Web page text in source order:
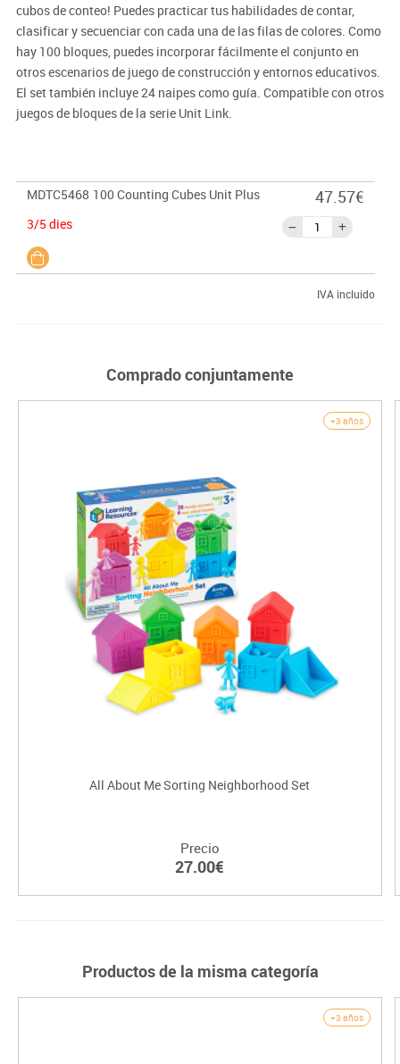
cubos de conteo! Puedes practicar tus habilidades de contar,
clasificar y secuenciar con cada una de las filas de colores. Como
hay 100 bloques, puedes incorporar fácilmente el conjunto en
otros escenarios de juego de construcción y entornos educativos.
El set también incluye 24 naipes como guía. Compatible con otros
juegos de bloques de la serie Unit Link.
MDTC5468 100 Counting Cubes Unit Plus
3/5 dies
47.57€
IVA incluido
Comprado conjuntamente
+3 años
All About Me Sorting Neighborhood Set
Precio
27.00€
Productos de la misma categoría
+3 años